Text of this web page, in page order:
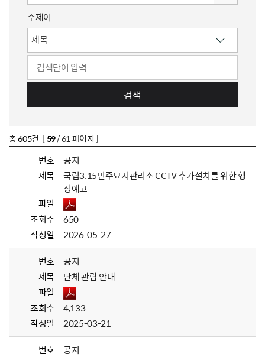
주제어
검색
총605건 [59/ 61 페이지 ]
번호
공지
제목
국립3.15민주묘지관리소 CCTV 추가설치를 위한 행
정예고
파일
조회수
650
작성일
2026-05-27
번호
공지
제목
단체 관람 안내
파일
조회수
4,133
작성일
2025-03-21
번호
공지